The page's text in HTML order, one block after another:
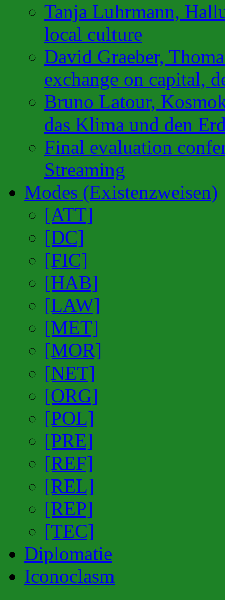
Tanja Luhrmann,
local culture
David Graeber,
exchange on capital,
Bruno Latour,
das Klima und den
Final evaluation
Streaming
Modes (Existenzweisen)
[ATT]
[DC]
[FIC]
[HAB]
[LAW]
[MET]
[MOR]
[NET]
[ORG]
[POL]
[PRE]
[REF]
[REL]
[REP]
[TEC]
Diplomatie
Iconoclasm